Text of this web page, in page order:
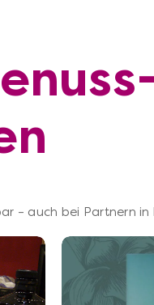
– auch bei Partnern